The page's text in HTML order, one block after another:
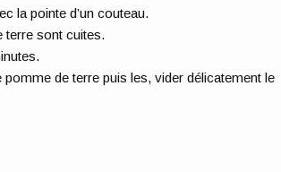
la pointe d’un couteau.
terre sont cuites.
de terre puis les, vider délicatement le